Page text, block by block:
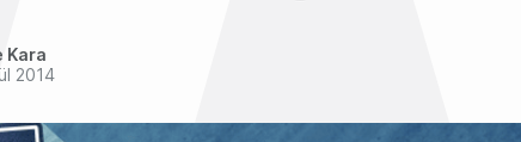
Kara
2014